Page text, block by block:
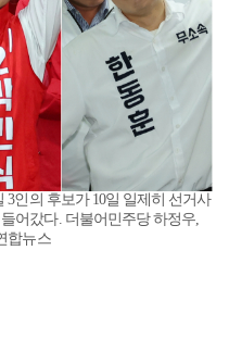
인의 후보가 10일 일제히 선거사
어갔다. 더불어민주당 하정우,
합뉴스